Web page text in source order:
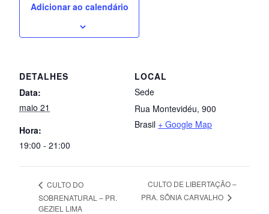
Adicionar ao calendário
DETALHES
Data:
maio 21
Hora:
19:00 - 21:00
LOCAL
Sede
Rua Montevidéu, 900
Brasil + Google Map
CULTO DO
SOBRENATURAL – PR.
GEZIEL LIMA
CULTO DE LIBERTAÇÃO –
PRA. SÔNIA CARVALHO